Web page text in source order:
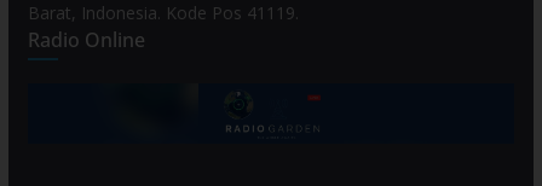
Barat, Indonesia. Kode Pos 41119.
Radio Online